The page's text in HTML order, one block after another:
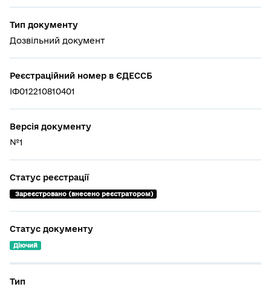
Тип документу
Дозвільний документ
Реєстраційний номер в ЄДЕССБ
ІФ012210810401
Версія документу
№1
Статус реєстрації
Зареєстровано (внесено реєстратором)
Статус документу
Діючий
Тип